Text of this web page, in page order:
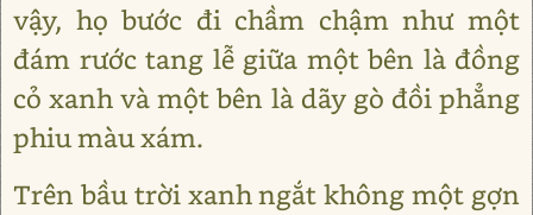
vậy, họ bước đi chầm chậm như một
đám rước tang lễ giữa một bên là đồng
cỏ xanh và một bên là dãy gò đồi phẳng
phiu màu xám.
Trên bầu trời xanh ngắt không một gợn